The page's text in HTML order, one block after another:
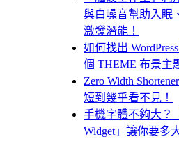
與白噪音幫助入眠
激發潛能！
如何找出
個 THEME 布景主
Zero Width
短到幾乎看不見！
手機字體不夠大？
Widget」讓你要多